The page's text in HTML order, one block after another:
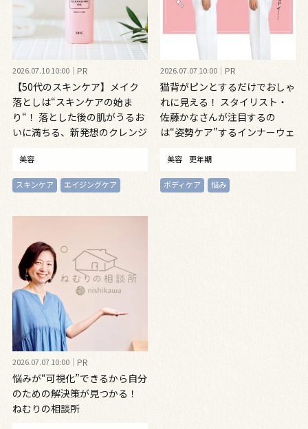
2026.07.10 10:00 PR
【50代のスキンケア】メイク
落としは“スキンケアの始ま
り“！ 落とした後の肌がうるお
いに満ちる、新発想のクレンジ
美容
スキンケア エイジングケア
2026.07.07 10:00 PR
猫背がピンとするだけでおしゃ
れに見える！ スタイリスト・
佐藤かなさんが注目するの
は“姿勢ケア”するインナーウェ
美容 更年期
ボディケア 悩み
2026.07.07 10:00 PR
悩みが“可視化”できるから自分
のための解決策が見つかる！
ねむりの相談所